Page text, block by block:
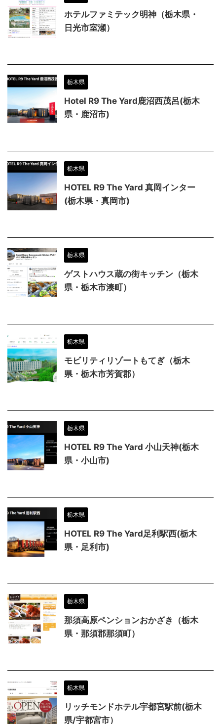
ホテルファミテック明神（栃木県・
日光市室瀬）
栃木県
Hotel R9 The Yard鹿沼西茂呂(栃木
県・鹿沼市)
栃木県
HOTEL R9 The Yard 真岡インター
(栃木県・真岡市)
栃木県
ゲストハウス蔵の街キッチン（栃木
県・栃木市湊町）
栃木県
モビリティリゾートもてぎ（栃木
県・栃木市芳賀郡）
栃木県
HOTEL R9 The Yard 小山天神(栃木
県・小山市)
栃木県
HOTEL R9 The Yard足利駅西(栃木
県・足利市)
栃木県
那須高原ペンションおかざき（栃木
県・那須郡那須町）
栃木県
リッチモンドホテル宇都宮駅前(栃木
県/宇都宮市）